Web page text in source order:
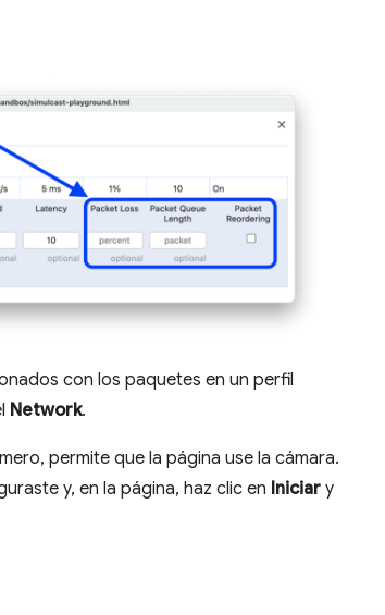
con los paquetes en un perfil
Network.
permite que la página use la cámara.
y, en la página, haz clic en Iniciar y